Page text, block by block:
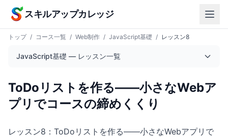
本文へスキップ
スキルアップカレッジ
トップ / コース一覧 / Web制作 / JavaScript基礎 / レッスン8
JavaScript基礎 — レッスン一覧
ToDoリストを作る——小さなWebア
プリでコースの締めくくり
レッスン8：ToDoリストを作る——小さなWebアプリで